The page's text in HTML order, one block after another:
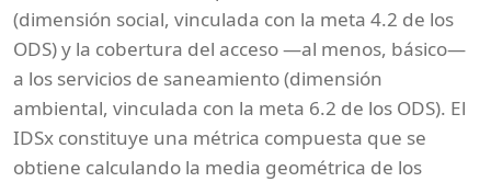
(dimensión social, vinculada con la meta 4.2 de los
ODS) y la cobertura del acceso —al menos, básico—
a los servicios de saneamiento (dimensión
ambiental, vinculada con la meta 6.2 de los ODS). El
IDSx constituye una métrica compuesta que se
obtiene calculando la media geométrica de los